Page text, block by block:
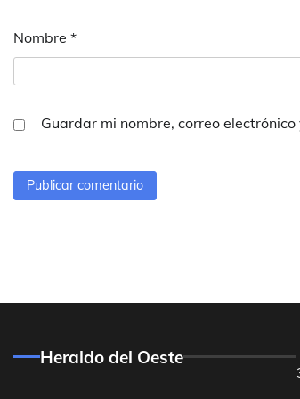
Nombre *
Guardar mi nombre, correo
Heraldo del Oeste